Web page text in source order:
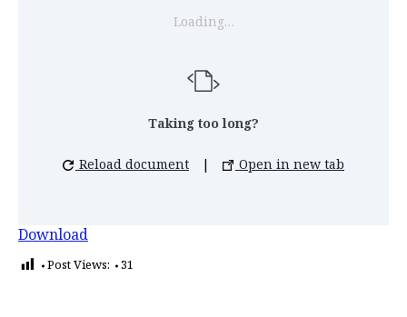
Loading…
Taking too long?
Reload document | Open in new tab
Download
Post Views: 31